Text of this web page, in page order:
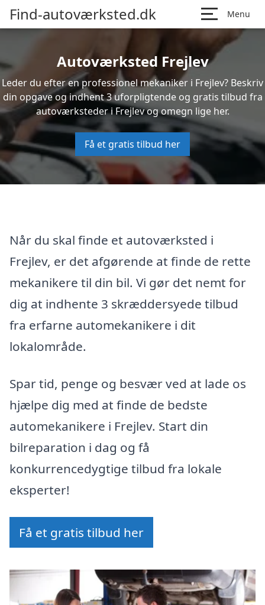
Find-autoværksted.dk Menu
Autoværksted Frejlev
Leder du efter en professionel mekaniker i Frejlev? Beskriv
din opgave og indhent 3 uforpligtende og gratis tilbud fra
autoværksteder i Frejlev og omegn lige her.
Få et gratis tilbud her
Når du skal finde et autoværksted i
Frejlev, er det afgørende at finde de rette
mekanikere til din bil. Vi gør det nemt for
dig at indhente 3 skræddersyede tilbud
fra erfarne automekanikere i dit
lokalområde.
Spar tid, penge og besvær ved at lade os
hjælpe dig med at finde de bedste
automekanikere i Frejlev. Start din
bilreparation i dag og få
konkurrencedygtige tilbud fra lokale
eksperter!
Få et gratis tilbud her